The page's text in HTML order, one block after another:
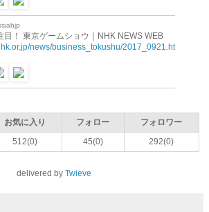
目！ 東京ゲームショウ｜NHK NEWS WEB
news/business_tokushu/2017_0921.ht
お気に入り フォロー
フォロワー
512(0) 45(0) 292(0)
delivered by Twieve